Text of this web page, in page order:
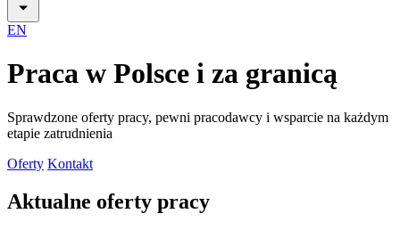
EN
Praca w Polsce i za granicą
Sprawdzone oferty pracy, pewni pracodawcy i wsparcie na każdym
etapie zatrudnienia
Oferty Kontakt
Aktualne oferty pracy